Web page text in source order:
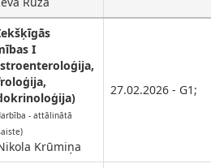
I
- attālinātā
Krūmiņa
27.02.2026 - G1;